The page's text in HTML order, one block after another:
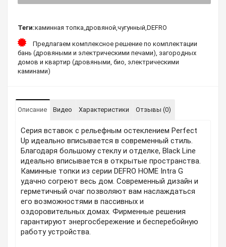
Теги:каминная топка,дровяной,чугунный,DEFRO
Предлагаем комплексное решение по комплектации
бань (дровяными и электрическими печами), загородных
домов и квартир (дровяными, био, электрическими
каминами)
Описание Видео Характеристики Отзывы (0)
Серия вставок с рельефным остеклением Perfect
Up идеально вписывается в современный стиль.
Благодаря большому стеклу и отделке, Black Line
идеально вписывается в открытые пространства.
Каминные топки из серии DEFRO HOME Intra G
удачно согреют весь дом. Современный дизайн и
герметичный очаг позволяют вам наслаждаться
его возможностями в пассивных и
оздоровительных домах. Фирменные решения
гарантируют энергосбережение и бесперебойную
работу устройства.